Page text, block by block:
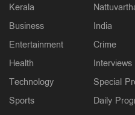
Kerala
Business
Entertainment
Health
Technology
Sports
India
Crime
Interviews
Special
Daily